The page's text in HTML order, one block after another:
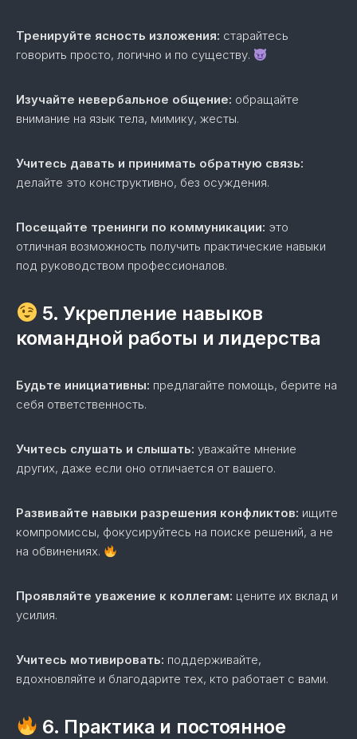
Тренируйте ясность изложения: старайтесь
говорить просто, логично и по существу.
Изучайте невербальное общение: обращайте
внимание на язык тела, мимику, жесты.
Учитесь давать и принимать обратную связь:
делайте это конструктивно, без осуждения.
Посещайте тренинги по коммуникации: это
отличная возможность получить практические навыки
под руководством профессионалов.
5. Укрепление навыков
командной работы и лидерства
Будьте инициативны: предлагайте помощь, берите на
себя ответственность.
Учитесь слушать и слышать: уважайте мнение
других, даже если оно отличается от вашего.
Развивайте навыки разрешения конфликтов: ищите
компромиссы, фокусируйтесь на поиске решений, а не
на обвинениях.
Проявляйте уважение к коллегам: цените их вклад и
усилия.
Учитесь мотивировать: поддерживайте,
вдохновляйте и благодарите тех, кто работает с вами.
6. Практика и постоянное